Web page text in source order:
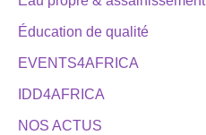
Éducation de qualité
EVENTS4AFRICA
IDD4AFRICA
NOS ACTUS